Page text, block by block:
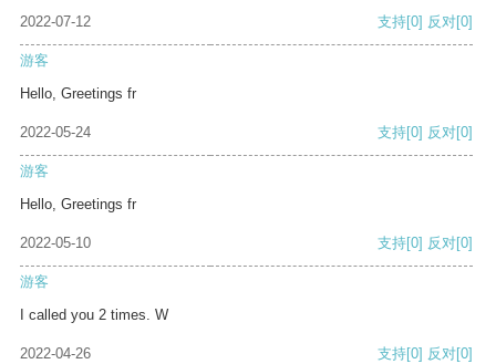
2022-07-12 支持[0] 反对[0]
游客
Hello, Greetings fr
2022-05-24 支持[0] 反对[0]
游客
Hello, Greetings fr
2022-05-10 支持[0] 反对[0]
游客
I called you 2 times. W
2022-04-26 支持[0] 反对[0]